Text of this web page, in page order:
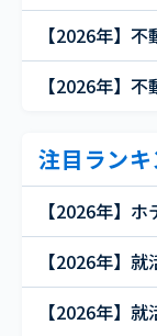
【2026年】
【2026年】
注目ラン
【2026年】
【2026年】
【2026年】